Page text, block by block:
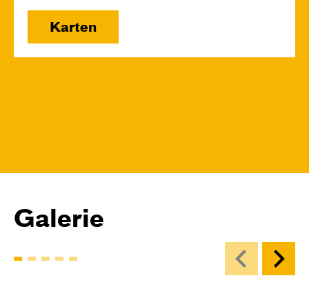
Karten
Galerie